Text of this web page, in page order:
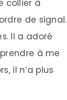
collier à
de signal.
Il a adoré
à me
il n’a plus